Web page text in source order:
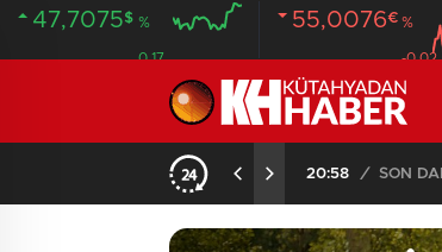
47,7075$ %
0.17
55,0076€ %
-0.02
20:58 /